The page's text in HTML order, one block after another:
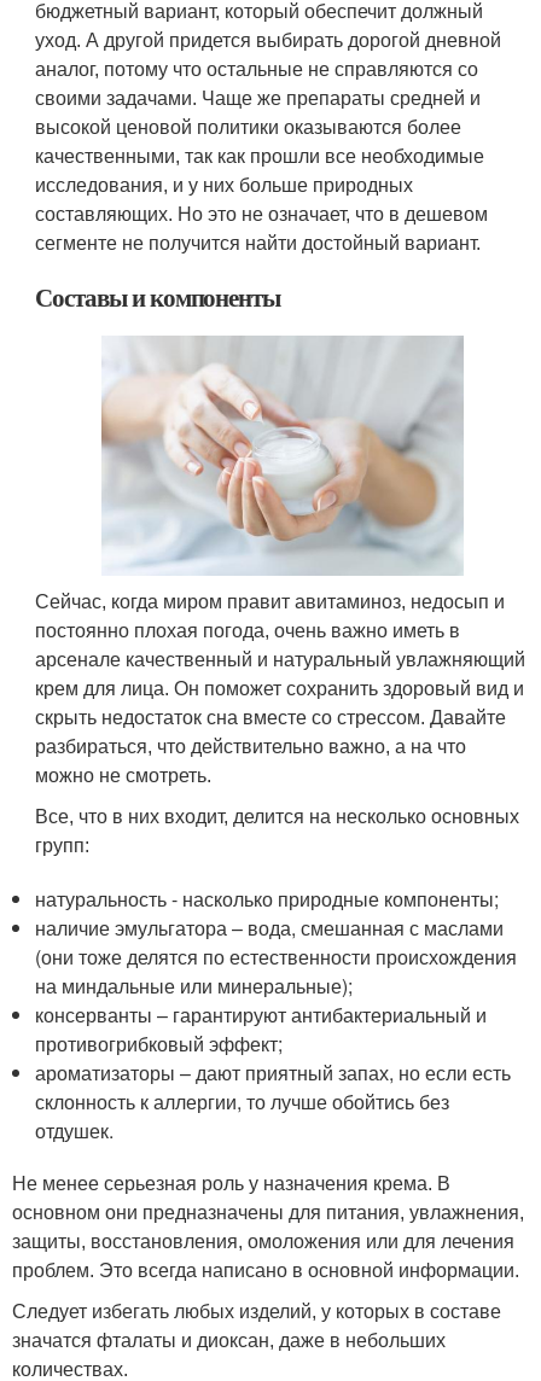
бюджетный вариант, который обеспечит должный
уход. А другой придется выбирать дорогой дневной
аналог, потому что остальные не справляются со
своими задачами. Чаще же препараты средней и
высокой ценовой политики оказываются более
качественными, так как прошли все необходимые
исследования, и у них больше природных
составляющих. Но это не означает, что в дешевом
сегменте не получится найти достойный вариант.
Составы и компоненты
Сейчас, когда миром правит авитаминоз, недосып и
постоянно плохая погода, очень важно иметь в
арсенале качественный и натуральный увлажняющий
крем для лица. Он поможет сохранить здоровый вид и
скрыть недостаток сна вместе со стрессом. Давайте
разбираться, что действительно важно, а на что
можно не смотреть.
Все, что в них входит, делится на несколько основных
групп:
натуральность - насколько природные компоненты;
наличие эмульгатора – вода, смешанная с маслами
(они тоже делятся по естественности происхождения
на миндальные или минеральные);
консерванты – гарантируют антибактериальный и
противогрибковый эффект;
ароматизаторы – дают приятный запах, но если есть
склонность к аллергии, то лучше обойтись без
отдушек.
Не менее серьезная роль у назначения крема. В
основном они предназначены для питания, увлажнения,
защиты, восстановления, омоложения или для лечения
проблем. Это всегда написано в основной информации.
Следует избегать любых изделий, у которых в составе
значатся фталаты и диоксан, даже в небольших
количествах.